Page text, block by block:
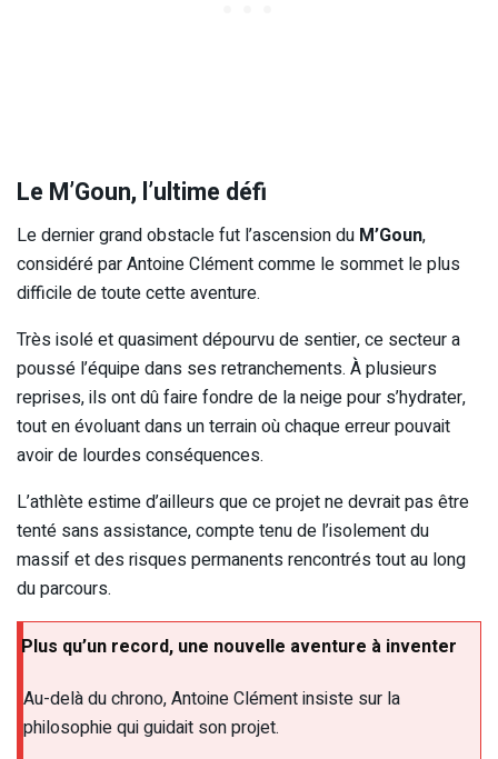
Le M’Goun, l’ultime défi
Le dernier grand obstacle fut l’ascension du M’Goun,
considéré par Antoine Clément comme le sommet le plus
difficile de toute cette aventure.
Très isolé et quasiment dépourvu de sentier, ce secteur a
poussé l’équipe dans ses retranchements. À plusieurs
reprises, ils ont dû faire fondre de la neige pour s’hydrater,
tout en évoluant dans un terrain où chaque erreur pouvait
avoir de lourdes conséquences.
L’athlète estime d’ailleurs que ce projet ne devrait pas être
tenté sans assistance, compte tenu de l’isolement du
massif et des risques permanents rencontrés tout au long
du parcours.
Plus qu’un record, une nouvelle aventure à inventer
Au-delà du chrono, Antoine Clément insiste sur la
philosophie qui guidait son projet.